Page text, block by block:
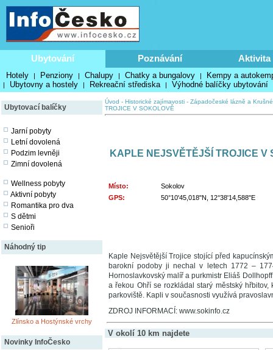
Ubytování Poznávání Aktivita
Hotely | Penziony | Chalupy | Chatky a bungalovy | Kempy a
| Ubytovny a hostely | Rekreační střediska | Výhodné balíčky ubytování
Ubytovací balíčky
Jarní pobyty
Letní dovolená
Podzim levněji
Zimní dovolená
Wellness pobyty
Aktivní pobyty
Romantika pro dva
S dětmi
Senioři
Náhodný tip
Zlínsko a Hostýnské vrchy
Novinky InfoČesko
Úvod - Historické zajímavosti - Západočeské lázně a
TROJICE V SOKOLOVĚ
KAPLE NEJSVĚTĚJŠÍ TROJICE V
Místo:
Sokolov
GPS:
50°10'45,018"N, 12°38'14,588"E
Kaple Nejsvětější Trojice stojící před
barokní podoby ji nechal v letech 1772 –
Hornoslavkovský malíř a purkmistr Eliáš
a řekou Ohří se rozkládal starý městský
parkoviště. Kapli v současnosti využívá
ZDROJ INFORMACÍ: www.sokinfo.cz
V okolí 10 km najdete